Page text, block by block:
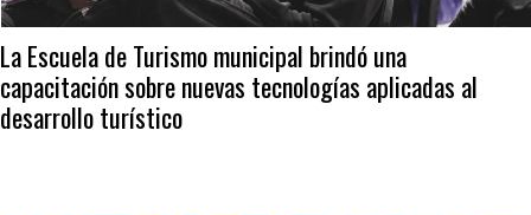
La Escuela de Turismo municipal brindó una
capacitación sobre nuevas tecnologías aplicadas al
desarrollo turístico